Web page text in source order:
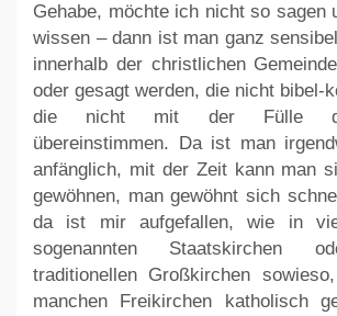
Gehabe, möchte ich nicht so sagen
wissen – dann ist man ganz
innerhalb der christlichen
oder gesagt werden, die nicht bibel-
die nicht mit der Fülle
übereinstimmen. Da ist man
anfänglich, mit der Zeit kann man
gewöhnen, man gewöhnt sich
da ist mir aufgefallen, wie in
sogenannten Staatskirchen
traditionellen Großkirchen
manchen Freikirchen katholisch